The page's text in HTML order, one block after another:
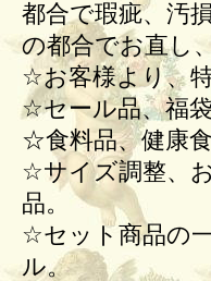
都合で瑕疵、汚
の都合でお直し
☆お客様より、
☆セール品、福
☆食料品、健康
☆サイズ調整、
品。
☆セット商品の
ル。